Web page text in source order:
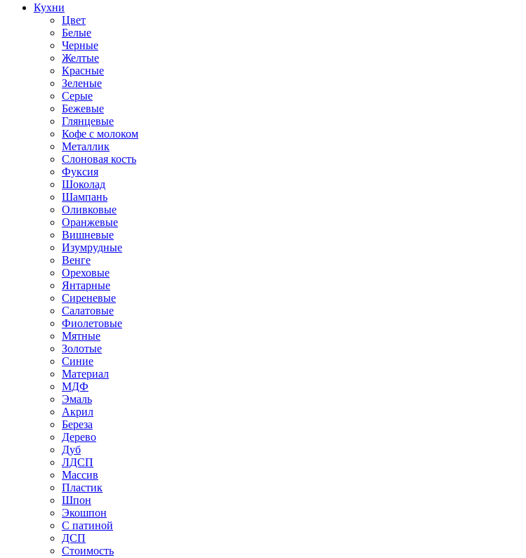
Кухни
Цвет
Белые
Черные
Желтые
Красные
Зеленые
Серые
Бежевые
Глянцевые
Кофе с молоком
Металлик
Слоновая кость
Фуксия
Шоколад
Шампань
Оливковые
Оранжевые
Вишневые
Изумрудные
Венге
Ореховые
Янтарные
Сиреневые
Салатовые
Фиолетовые
Мятные
Золотые
Синие
Материал
МДФ
Эмаль
Акрил
Береза
Дерево
Дуб
ЛДСП
Массив
Пластик
Шпон
Экошпон
С патиной
ДСП
Стоимость